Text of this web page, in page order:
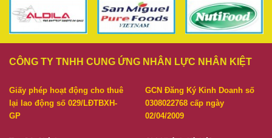
CÔNG TY TNHH CUNG ỨNG NHÂN LỰC NHÂN KIỆT
Giấy phép hoạt động cho thuê
lại lao động số 029/LĐTBXH-
GP
GCN Đăng Ký Kinh Doanh số
0308022768 cấp ngày
02/04/2009